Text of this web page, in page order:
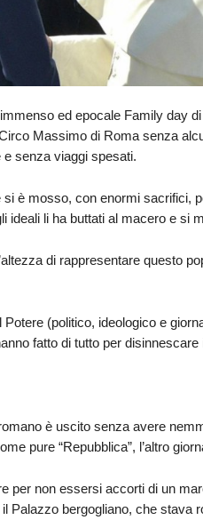
ed epocale Family day
Massimo di Roma senza
e senza viaggi spesati.
si è mosso, con enormi sacrifici,
ideali li ha buttati al macero e si
di rappresentare questo
Potere (politico, ideologico e
fatto di tutto per disinnescare
è uscito senza avere
pure “Repubblica”, l’altro
per non essersi accorti di un
Palazzo bergogliano, che stava